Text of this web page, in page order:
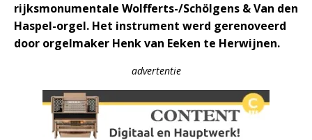
rijksmonumentale Wolfferts-/Schölgens & Van den
Haspel-orgel. Het instrument werd gerenoveerd
door orgelmaker Henk van Eeken te Herwijnen.
advertentie